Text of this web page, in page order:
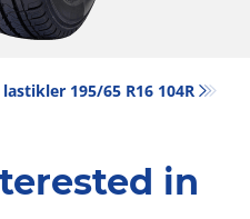
195/65 R16 104R
in